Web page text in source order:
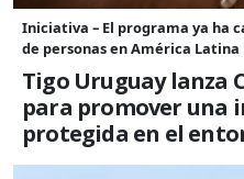
Iniciativa – El programa ya ha
de personas en América Latina
Tigo Uruguay lanza
para promover una
protegida en el